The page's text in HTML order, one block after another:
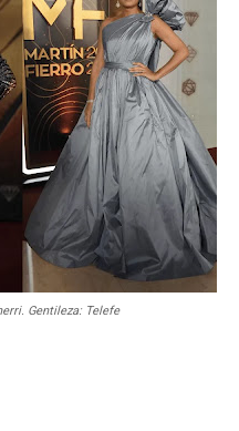
Gentileza: Telefe